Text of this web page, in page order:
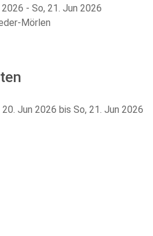
2026 - So, 21. Jun 2026
Mörlen
20. Jun 2026 bis So, 21. Jun 2026